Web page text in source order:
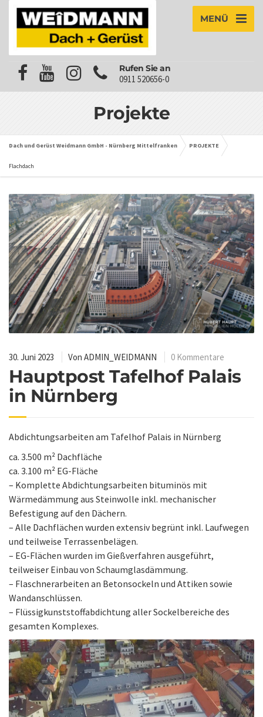
MENÜ
Rufen Sie an
0911 520656-0
Projekte
Dach und Gerüst Weidmann GmbH - Nürnberg Mittelfranken PROJEKTE
Flachdach
30. Juni 2023 Von ADMIN_WEIDMANN 0 Kommentare
Hauptpost Tafelhof Palais
in Nürnberg
Abdichtungsarbeiten am Tafelhof Palais in Nürnberg
ca. 3.500 m² Dachfläche
ca. 3.100 m² EG-Fläche
– Komplette Abdichtungsarbeiten bituminös mit
Wärmedämmung aus Steinwolle inkl. mechanischer
Befestigung auf den Dächern.
– Alle Dachflächen wurden extensiv begrünt inkl. Laufwegen
und teilweise Terrassenbelägen.
– EG-Flächen wurden im Gießverfahren ausgeführt,
teilweiser Einbau von Schaumglasdämmung.
– Flaschnerarbeiten an Betonsockeln und Attiken sowie
Wandanschlüssen.
– Flüssigkunststoffabdichtung aller Sockelbereiche des
gesamten Komplexes.